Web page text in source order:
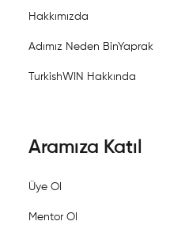
Hakkımızda
Adımız Neden BinYaprak
TurkishWIN Hakkında
Aramıza Katıl
Üye Ol
Mentor Ol